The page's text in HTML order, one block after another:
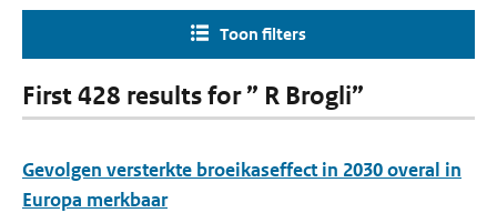
Toon filters
First 428 results for ” R Brogli”
Gevolgen versterkte broeikaseffect in 2030 overal in
Europa merkbaar